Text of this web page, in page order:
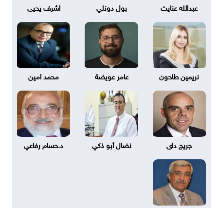
عبدالله عنايت بول دونلي اشرف يحيى
نريمين طاحون عامر عويضة محمد امين
جريج داى نضال أبو ذكي د.حسام رفاعي